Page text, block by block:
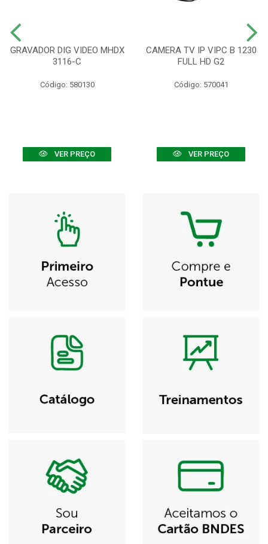
GRAVADOR DIG VIDEO MHDX
3116-C
Código: 580130
VER PREÇO
CAMERA TV IP VIPC B 1230
FULL HD G2
Código: 570041
VER PREÇO